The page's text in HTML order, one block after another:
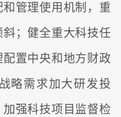
管理使用机制，重
；健全重大科技任
置中央和地方财政
略需求加大研发投
强科技项目监督检